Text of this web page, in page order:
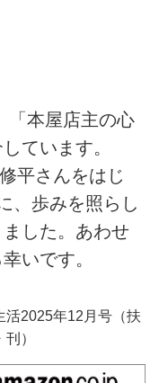
「本屋店主の心
ています。
平さんをはじ
、歩みを照らし
した。あわせ
いです。
活2025年12月号（扶
）